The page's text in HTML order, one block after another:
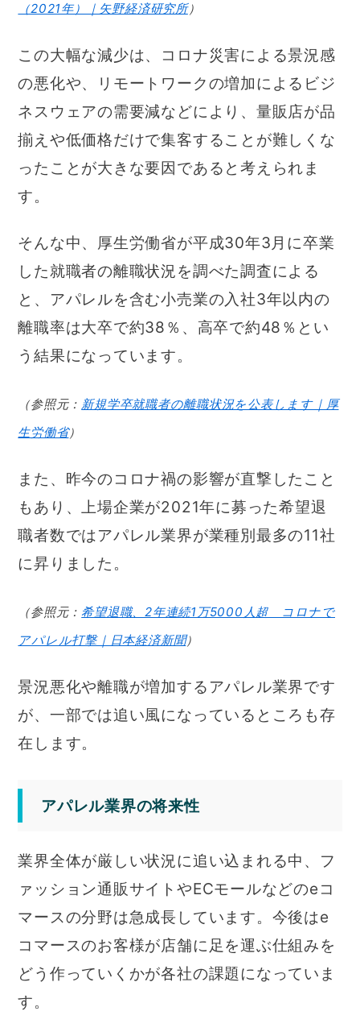
（2021年）｜矢野経済研究所）
この大幅な減少は、コロナ災害による景況感
の悪化や、リモートワークの増加によるビジ
ネスウェアの需要減などにより、量販店が品
揃えや低価格だけで集客することが難しくな
ったことが大きな要因であると考えられま
す。
そんな中、厚生労働省が平成30年3月に卒業
した就職者の離職状況を調べた調査による
と、アパレルを含む小売業の入社3年以内の
離職率は大卒で約38％、高卒で約48％とい
う結果になっています。
（参照元： 新規学卒就職者の離職状況を公表します｜厚
生労働省）
また、昨今のコロナ禍の影響が直撃したこと
もあり、上場企業が2021年に募った希望退
職者数ではアパレル業界が業種別最多の11社
に昇りました。
（参照元： 希望退職、2年連続1万5000人超 コロナで
アパレル打撃｜日本経済新聞）
景況悪化や離職が増加するアパレル業界です
が、一部では追い風になっているところも存
在します。
アパレル業界の将来性
業界全体が厳しい状況に追い込まれる中、フ
ァッション通販サイトやECモールなどのeコ
マースの分野は急成長しています。今後はe
コマースのお客様が店舗に足を運ぶ仕組みを
どう作っていくかが各社の課題になっていま
す。